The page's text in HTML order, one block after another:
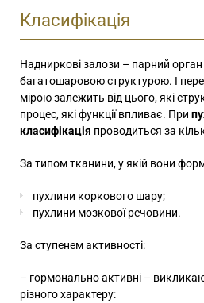
Класифікація
Надниркові залози – парний
багатошаровою структурою. І
мірою залежить від цього, які
процес, які функції впливає. При
класифікація проводиться за
За типом тканини, у якій вони
пухлини коркового шару;
пухлини мозкової речовини.
За ступенем активності:
– гормонально активні –
різного характеру: